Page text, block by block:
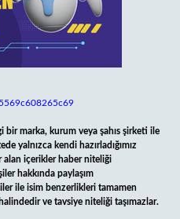
bir marka, kurum veya şahıs şirketi ile
yalnızca kendi hazırladığımız
alan içerikler haber niteliği
hakkında paylaşım
ile isim benzerlikleri tamamen
ve tavsiye niteliği taşımazlar.